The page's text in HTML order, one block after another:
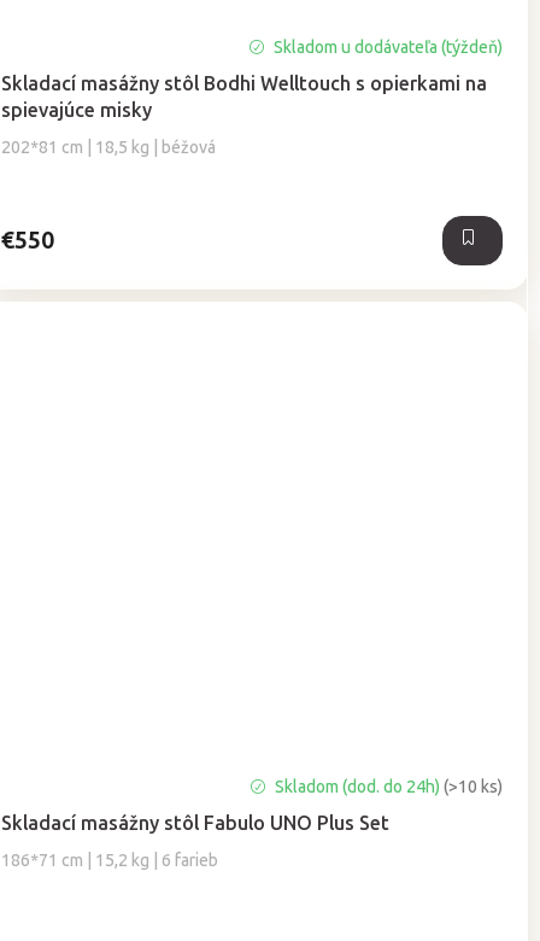
Skladací masážny stôl Bodhi Welltouch s opierkami na
spievajúce misky
202*81 cm | 18,5 kg | béžová
Skladom u dodávateľa (týždeň)
€550
Skladací masážny stôl Fabulo UNO Plus Set
186*71 cm | 15,2 kg | 6 farieb
hodnotenie
produktu
je
Skladom (dod. do 24h)(>10 ks)